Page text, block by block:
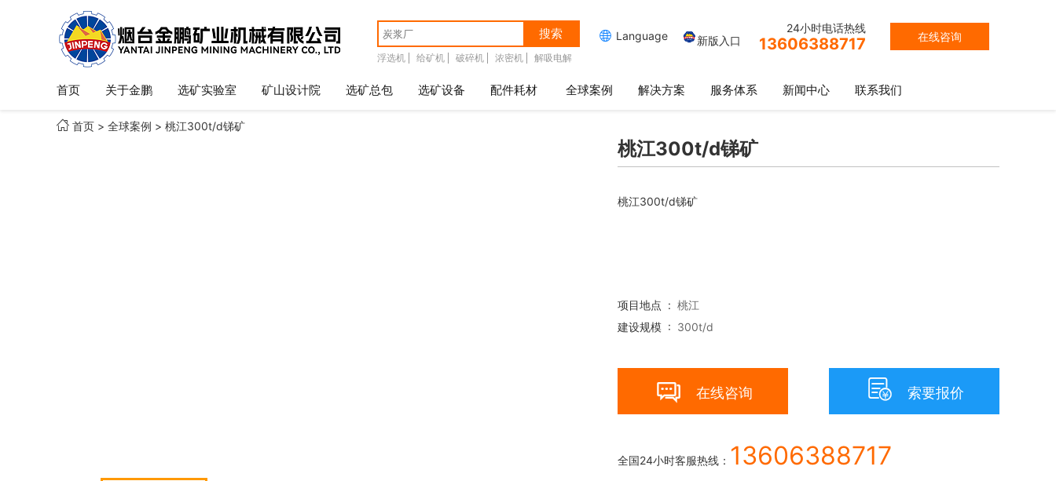
搜索
浮选机 给矿机 破碎机 浓密机 解吸电解
在线咨询
24小时电话热线
13606388717
 Language 新版入口
首页 关于金鹏 选矿实验室 矿山设计院 选矿总包 选矿设备 配件耗材 全球案例 解决方案 服务体系 新闻中心 联系我们
 首页 > 全球案例 > 桃江300t/d锑矿
桃江300t/d锑矿
桃江300t/d锑矿
项目地点 : 桃江
建设规模 : 300t/d
 在线咨询  索要报价
全国24小时客服热线： 13606388717